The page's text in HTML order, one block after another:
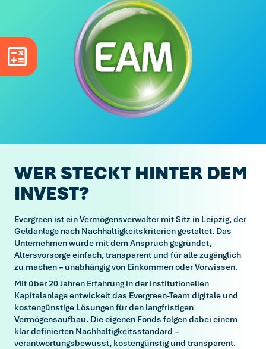
WER STECKT HINTER DEM
INVEST?
Evergreen ist ein Vermögensverwalter mit Sitz in Leipzig, der
Geldanlage nach Nachhaltigkeitskriterien gestaltet. Das
Unternehmen wurde mit dem Anspruch gegründet,
Altersvorsorge einfach, transparent und für alle zugänglich
zu machen – unabhängig von Einkommen oder Vorwissen.
Mit über 20 Jahren Erfahrung in der institutionellen
Kapitalanlage entwickelt das Evergreen-Team digitale und
kostengünstige Lösungen für den langfristigen
Vermögensaufbau. Die eigenen Fonds folgen dabei einem
klar definierten Nachhaltigkeitsstandard –
verantwortungsbewusst, kostengünstig und transparent.
Tarifrechner öffnen
Tarifrechner schließen